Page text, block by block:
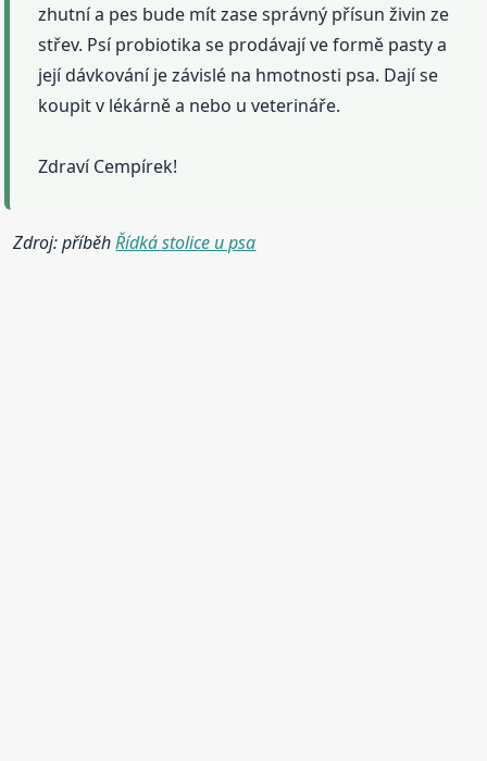
zhutní a pes bude mít zase správný přísun živin ze
střev. Psí probiotika se prodávají ve formě pasty a
její dávkování je závislé na hmotnosti psa. Dají se
koupit v lékárně a nebo u veterináře.
Zdraví Cempírek!
Zdroj: příběhŘídká stolice u psa